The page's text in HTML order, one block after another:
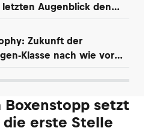
letzten Augenblick den
Zukunft der
Klasse nach wie vor
Boxenstopp setzt
erste Stelle